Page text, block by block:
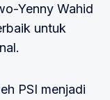
Yenny Wahid
untuk
PSI menjadi